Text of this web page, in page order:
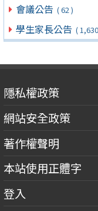
會議公告 ( 62 )
學生家長公告 (
隱私權政策
網站安全政策
著作權聲明
本站使用正體字
登入